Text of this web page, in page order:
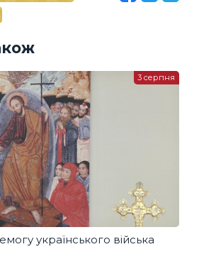
українського війська
3 серпня